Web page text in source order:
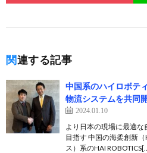
関連する記事
中国系のハイロボテ
物流システムを共同
2024.01.10
より日本の現場に最適
目指す 中国の海柔創新
ス）系のHAI